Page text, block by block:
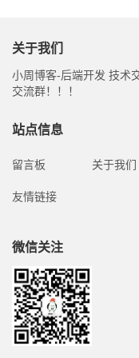
关于我们
小周博客-后端开发 技术
交流群！！！
站点信息
留言板 关于我们
友情链接
微信关注